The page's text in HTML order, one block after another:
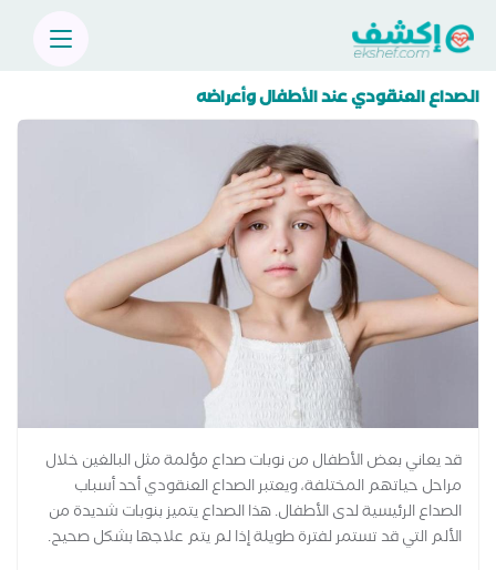
الصداع العنقودي عند الأطفال وأعراضه
قد يعاني بعض الأطفال من نوبات صداع مؤلمة مثل البالغين خلال
مراحل حياتهم المختلفة، ويعتبر الصداع العنقودي أحد أسباب
الصداع الرئيسية لدى الأطفال. هذا الصداع يتميز بنوبات شديدة من
الألم التي قد تستمر لفترة طويلة إذا لم يتم علاجها بشكل صحيح.